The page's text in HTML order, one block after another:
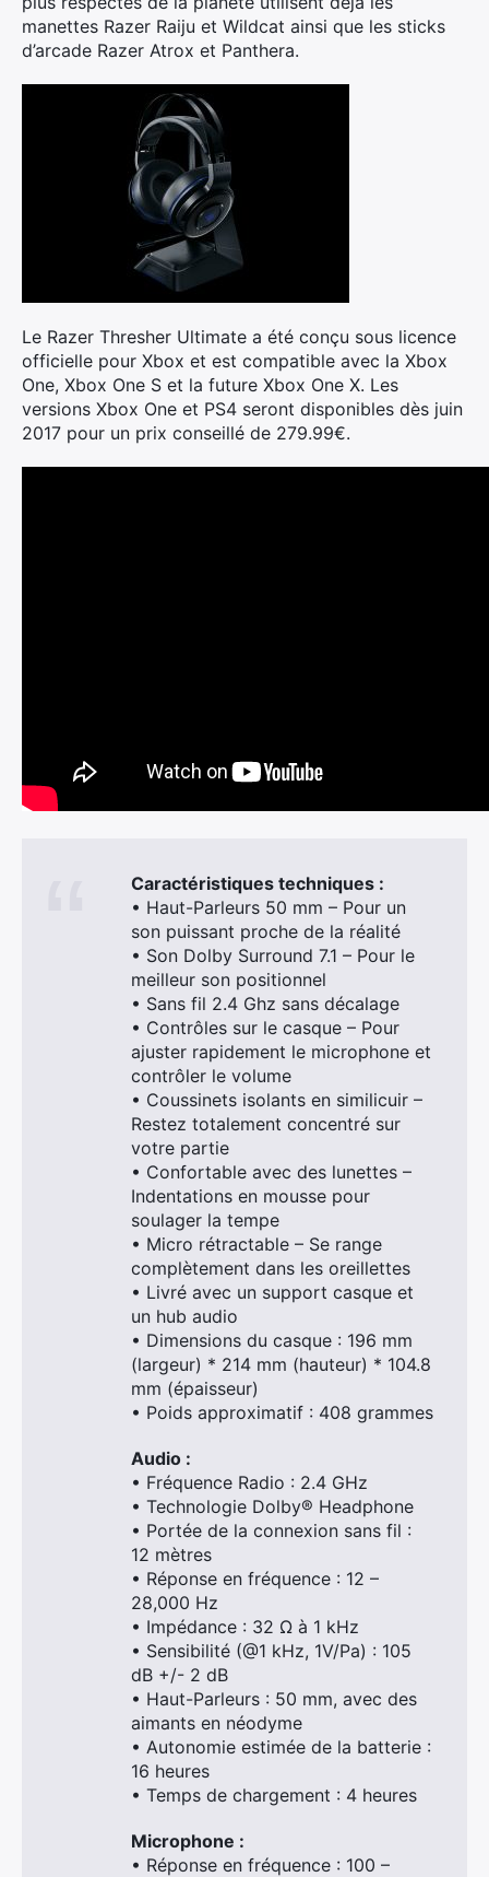
manettes Razer Raiju et Wildcat ainsi que les sticks
d’arcade Razer Atrox et Panthera.
Le Razer Thresher Ultimate a été conçu sous licence
officielle pour Xbox et est compatible avec la Xbox
One, Xbox One S et la future Xbox One X. Les
versions Xbox One et PS4 seront disponibles dès juin
2017 pour un prix conseillé de 279.99€.
Caractéristiques techniques :
• Haut-Parleurs 50 mm – Pour un
son puissant proche de la réalité
• Son Dolby Surround 7.1 – Pour le
meilleur son positionnel
• Sans fil 2.4 Ghz sans décalage
• Contrôles sur le casque – Pour
ajuster rapidement le microphone et
contrôler le volume
• Coussinets isolants en similicuir –
Restez totalement concentré sur
votre partie
• Confortable avec des lunettes –
Indentations en mousse pour
soulager la tempe
• Micro rétractable – Se range
complètement dans les oreillettes
• Livré avec un support casque et
un hub audio
• Dimensions du casque : 196 mm
(largeur) * 214 mm (hauteur) * 104.8
mm (épaisseur)
• Poids approximatif : 408 grammes
Audio :
• Fréquence Radio : 2.4 GHz
• Technologie Dolby® Headphone
• Portée de la connexion sans fil :
12 mètres
• Réponse en fréquence : 12 –
28,000 Hz
• Impédance : 32 Ω à 1 kHz
• Sensibilité (@1 kHz, 1V/Pa) : 105
dB +/- 2 dB
• Haut-Parleurs : 50 mm, avec des
aimants en néodyme
• Autonomie estimée de la batterie :
16 heures
• Temps de chargement : 4 heures
Microphone :
• Réponse en fréquence : 100 –
Rechercher